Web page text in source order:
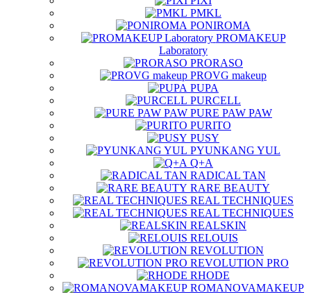
PMKL
PONIROMA
PROMAKEUP
Laboratory
PRORASO
PROVG makeup
PUPA
PURCELL
PURE PAW PAW
PURITO
PUSY
PYUNKANG YUL
Q+A
RADICAL TAN
RARE BEAUTY
REAL TECHNIQUES
REAL TECHNIQUES
REALSKIN
RELOUIS
REVOLUTION
REVOLUTION PRO
RHODE
ROMANOVAMAKEUP